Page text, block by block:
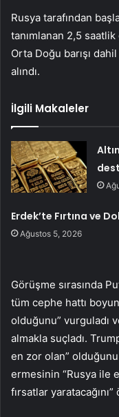
Rusya tarafından
tanımlanan 2,5
Orta Doğu barışı
alındı.
İlgili Makaleler
Erdek’te Fırtına ve
Ağustos 5, 2026
Görüşme sırasında
tüm cephe hattı
olduğunu” vurguladı
almakla suçladı.
en zor olan”
ermesinin “Rusya ile
fırsatlar